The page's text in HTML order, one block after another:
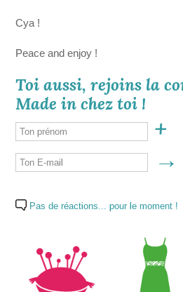
Cya !
Peace and enjoy !
Toi aussi, rejoins la
Made in chez toi !
Pas de réactions... pour le moment !